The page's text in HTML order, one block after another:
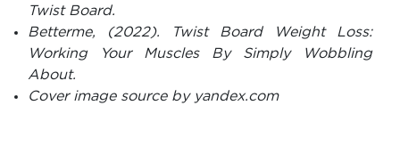
Twist Board.
Betterme, (2022). Twist Board Weight Loss:
Working Your Muscles By Simply Wobbling
About.
Cover image source by yandex.com